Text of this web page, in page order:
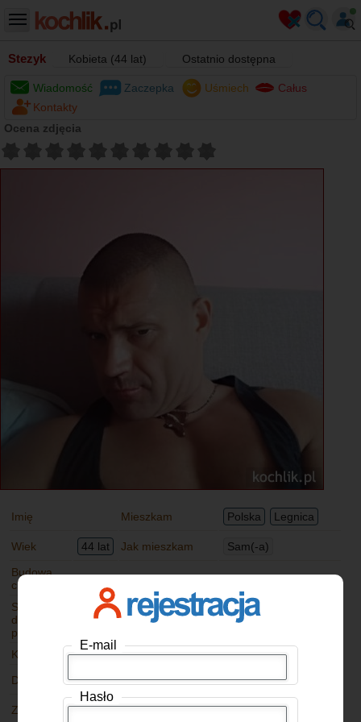
Stezyk Kobieta (44 lat) Ostatnio dostępna
Wiadomość Zaczepka Uśmiech
Całus
Kontakty
Ocena zdjęcia
Imię Mieszkam Polska Legnica
Wiek 44 lat Jak mieszkam
Sam(-a)
Budowa
ciała
Wzrost
Stosunek
do
papierosów
Palę
Stosunek do
alkoholu
Lubię tylko
okazjonalnie
Kolor oczu
Kolor włosów
Dzieci
Mam Stan cywilny Panna
Zawód Inne
E-mail
Hasło